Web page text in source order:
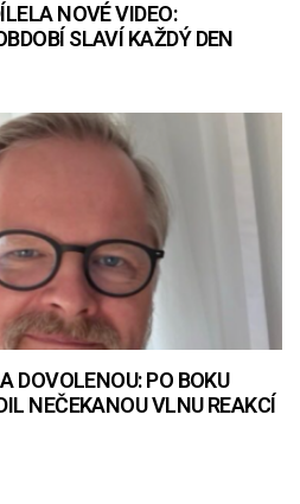
NOVÉ VIDEO:
SLAVÍ KAŽDÝ DEN
DOVOLENOU: PO BOKU
NEČEKANOU VLNU REAKCÍ